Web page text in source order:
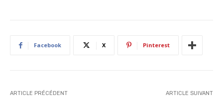
Facebook X Pinterest
ARTICLE PRÉCÉDENT ARTICLE SUIVANT